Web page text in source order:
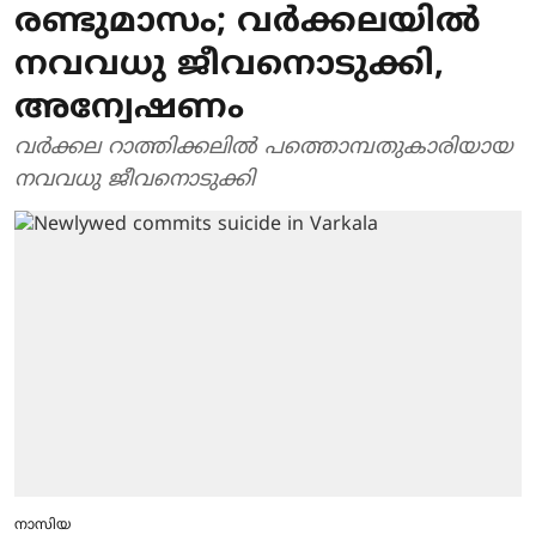
രണ്ടുമാസം; വര്‍ക്കലയില്‍
നവവധു ജീവനൊടുക്കി,
അന്വേഷണം
വര്‍ക്കല റാത്തിക്കലില്‍ പത്തൊമ്പതുകാരിയായ
നവവധു ജീവനൊടുക്കി
നാസിയ